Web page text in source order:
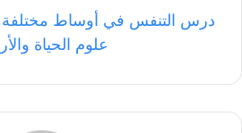
درس التنفس في أوساط مختلفة
علوم الحياة